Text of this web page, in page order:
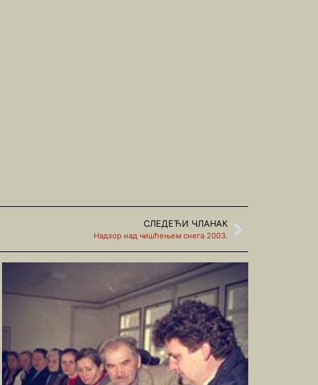
СЛЕДЕЋИ ЧЛАНАК
Надзор над чишћењем снега 2003.